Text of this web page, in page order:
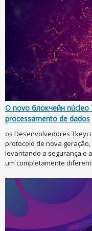
O novo блокчейн núcleo
processamento de dados
os Desenvolvedores
protocolo de nova
levantando a segurança e
um completamente